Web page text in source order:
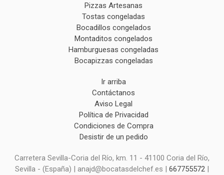
Pizzas Artesanas
Tostas congeladas
Bocadillos congelados
Montaditos congelados
Hamburguesas congeladas
Bocapizzas congeladas
Ir arriba
Contáctanos
Aviso Legal
Política de Privacidad
Condiciones de Compra
Desistir de un pedido
Carretera Sevilla-Coria del Río, km. 11 - 41100 Coria del Río,
Sevilla - (España) | anajd@bocatasdelchef.es | 667755572 |